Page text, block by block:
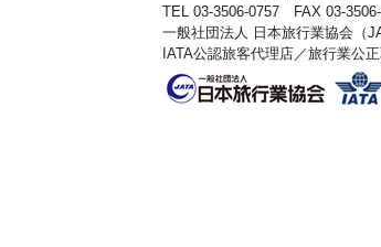
TEL 03-3506-0757 FAX 03-
一般社団法人 日本旅行業協会（
IATA公認旅客代理店／旅行業公